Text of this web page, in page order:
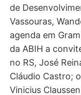
de
Vassouras,
agenda em
da ABIH a
no RS, José
Cláudio Castro;
Vinicius